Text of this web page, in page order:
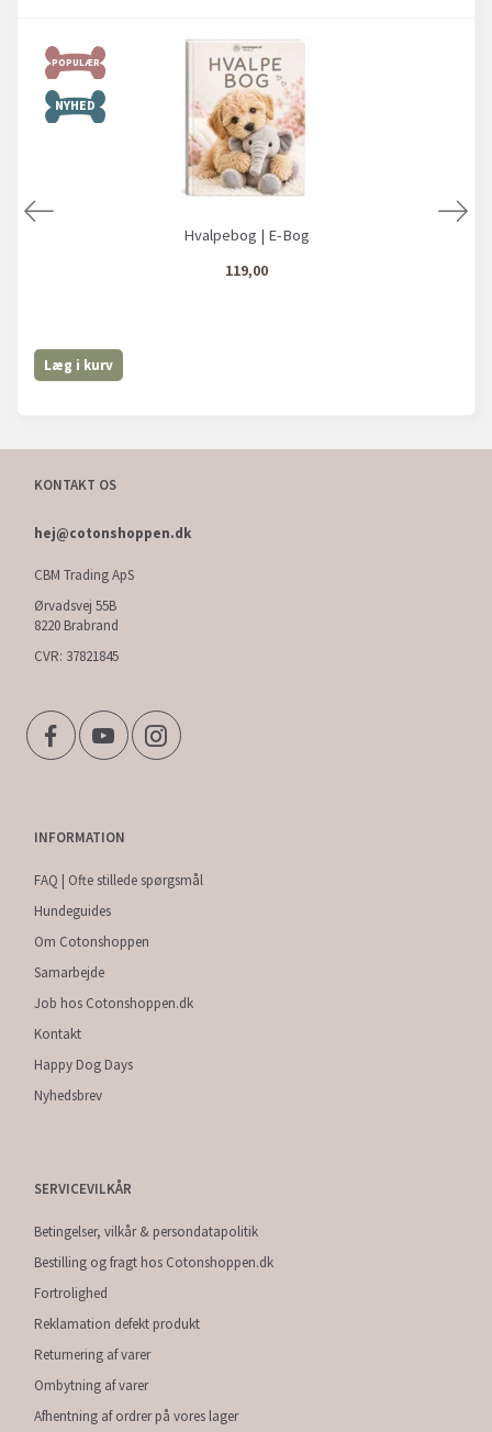
POPULÆR
NYHED
Hvalpebog | E-Bog
119,00
Læg i kurv
KONTAKT OS
hej@cotonshoppen.dk
CBM Trading ApS
Ørvadsvej 55B
8220 Brabrand
CVR: 37821845
INFORMATION
FAQ | Ofte stillede spørgsmål
Hundeguides
Om Cotonshoppen
Samarbejde
Job hos Cotonshoppen.dk
Kontakt
Happy Dog Days
Nyhedsbrev
SERVICEVILKÅR
Betingelser, vilkår & persondatapolitik
Bestilling og fragt hos Cotonshoppen.dk
Fortrolighed
Reklamation defekt produkt
Returnering af varer
Ombytning af varer
Afhentning af ordrer på vores lager